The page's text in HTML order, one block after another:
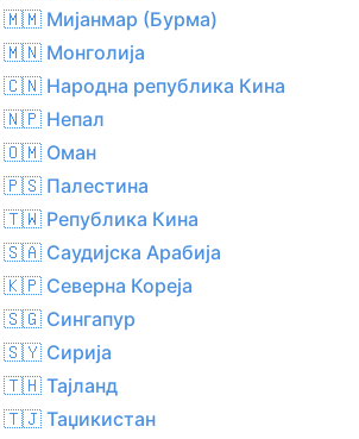
kph
mm
6.0
AM
PM
🇲🇲 Мијанмар (Бурма)
🇲🇳 Монголија
🇨🇳 Народна република Кина
🇳🇵 Непал
🇴🇲 Оман
🇵🇸 Палестина
🇹🇼 Република Кина
🇸🇦 Саудијска Арабија
🇰🇵 Северна Кореја
🇸🇬 Сингапур
🇸🇾 Сирија
🇹🇭 Тајланд
🇹🇯 Таџикистан